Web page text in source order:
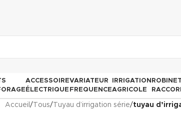
ACCESSOIRE
ÉLECTRIQUE
VARIATEUR
FREQUENCE
IRRIGATION
AGRICOLE
Accueil / Tous/ Tuyau d’irrigation série/tuyau